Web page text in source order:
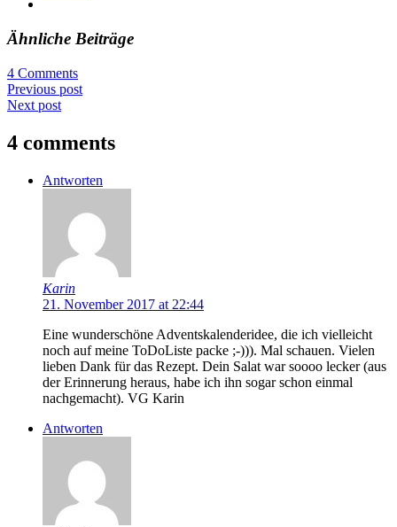
Ähnliche Beiträge
4 Comments
Previous post
Next post
4 comments
Antworten
Karin
21. November 2017 at 22:44
Eine wunderschöne Adventskalenderidee, die ich vielleicht
noch auf meine ToDoListe packe ;-))). Mal schauen. Vielen
lieben Dank für das Rezept. Dein Salat war soooo lecker (aus
der Erinnerung heraus, habe ich ihn sogar schon einmal
nachgemacht). VG Karin
Antworten